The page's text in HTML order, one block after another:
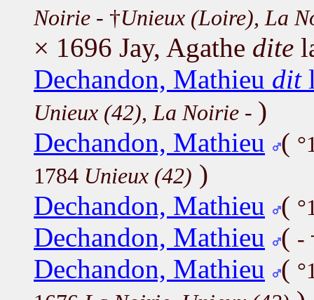
Noirie - †Unieux (Loire), La
× 1696 Jay, Agathe dite
Dechandon, Mathieu dit
Unieux (42), La Noirie - )
Dechandon, Mathieu
(
1784 Unieux (42) )
Dechandon, Mathieu
(
Dechandon, Mathieu ( -
Dechandon, Mathieu (